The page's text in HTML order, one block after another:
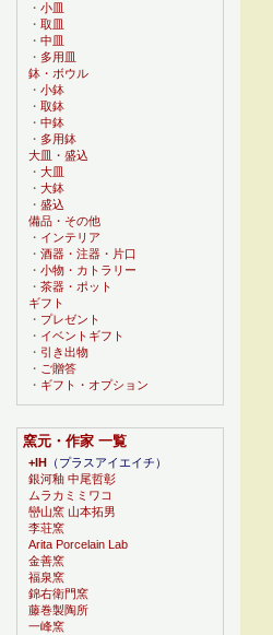
・ 小皿
・ 取皿
・ 中皿
・ 多用皿
鉢・ボウル
・ 小鉢
・ 取鉢
・ 中鉢
・ 多用鉢
大皿・盛込
・ 大皿
・ 大鉢
・ 盛込
備品・その他
・ インテリア
・ 酒器・注器・片口
・ 小物・カトラリー
・ 茶器・ポット
ギフト
・ プレゼント
・ イベントギフト
・ 引き出物
・ ご贈答
・ ギフト・オプション
窯元・作家 一覧
+IH
（プラスアイエイチ）
銀河釉 中尾哲彰
ムラカミミワコ
巒山窯 山本拓男
李荘窯
Arita Porcelain Lab
金善窯
福泉窯
錦右衛門窯
藤巻製陶所
一峰窯